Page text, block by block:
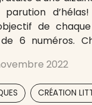
parution
de
6 numéros.
sous différentes
haïkus, etc.) des
autres
2022
CRÉATION